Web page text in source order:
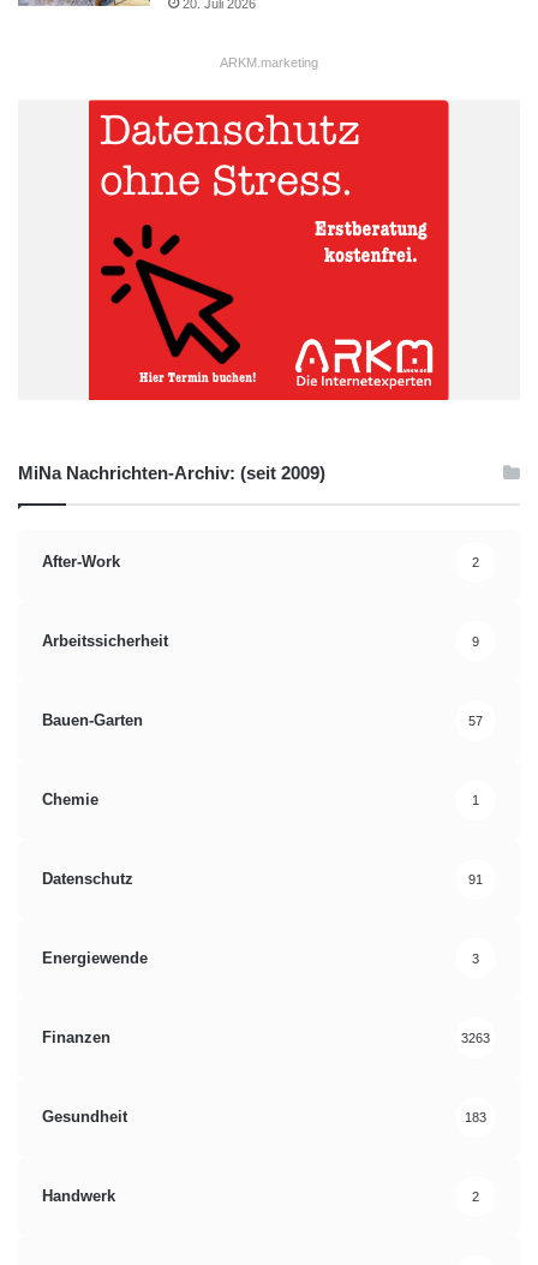
20. Juli 2026
ARKM.marketing
MiNa Nachrichten-Archiv: (seit 2009)
After-Work 2
Arbeitssicherheit 9
Bauen-Garten 57
Chemie 1
Datenschutz 91
Energiewende 3
Finanzen 3263
Gesundheit 183
Handwerk 2